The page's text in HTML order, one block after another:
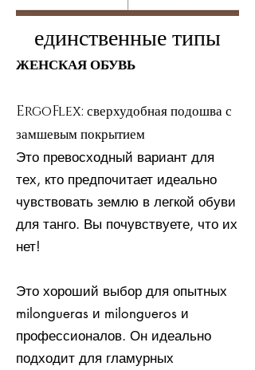
единственные типы
ЖЕНСКАЯ ОБУВЬ
ErgoFlex: сверхудобная подошва с
замшевым покрытием
Это превосходный вариант для
тех, кто предпочитает идеально
чувствовать землю в легкой обуви
для танго. Вы почувствуете, что их
нет!
Это хороший выбор для опытных
milongueras и milongueros и
профессионалов. Он идеально
подходит для гламурных